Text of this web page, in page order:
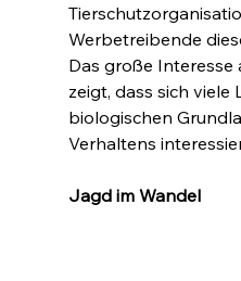
Werbetreibende
Das große Interesse
zeigt, dass sich viele
biologischen
Verhaltens
Jagd im Wandel